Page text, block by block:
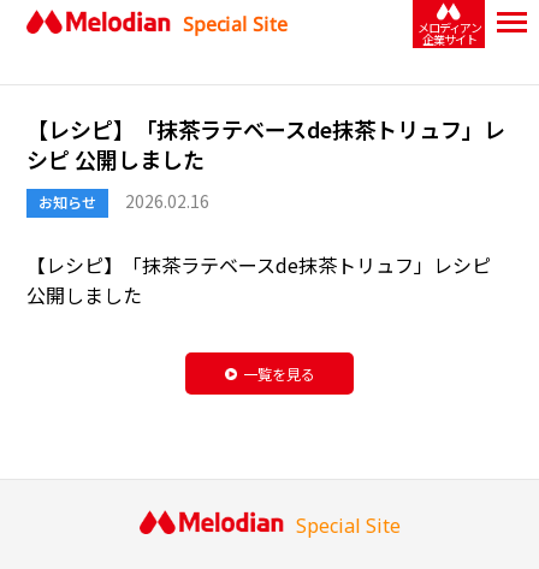
Special Site メロディアン
企業サイト
【レシピ】「抹茶ラテベースde抹茶トリュフ」レ
シピ 公開しました
お知らせ 2026.02.16
【レシピ】「抹茶ラテベースde抹茶トリュフ」レシピ
公開しました
一覧を見る
Special Site